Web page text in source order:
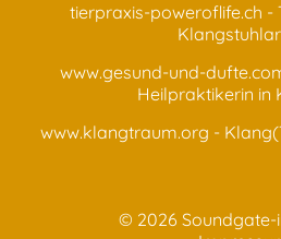
tierpraxis-poweroflife.ch -
www.gesund-und-
Heilpraktikerin in
www.klangtraum.org -
© 2026 Soundgate-